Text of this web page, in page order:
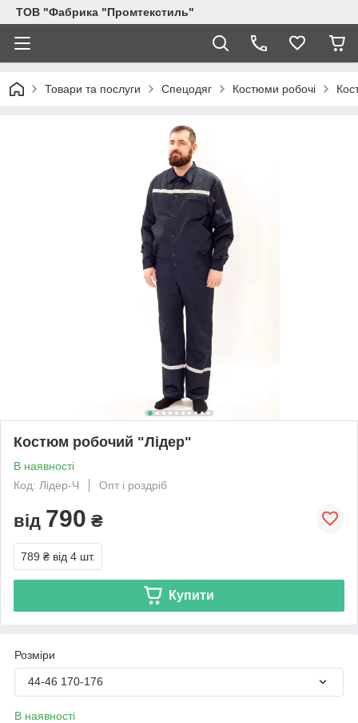
ТОВ "Фабрика "Промтекстиль"
Товари та послуги Спецодяг Костюми робочі
Костюм робочий "Лідер"
В наявності
Код: Лідер-Ч
Опт і роздріб
від 790 ₴
789 ₴ від 4 шт.
Купити
Розміри
44-46 170-176
В наявності